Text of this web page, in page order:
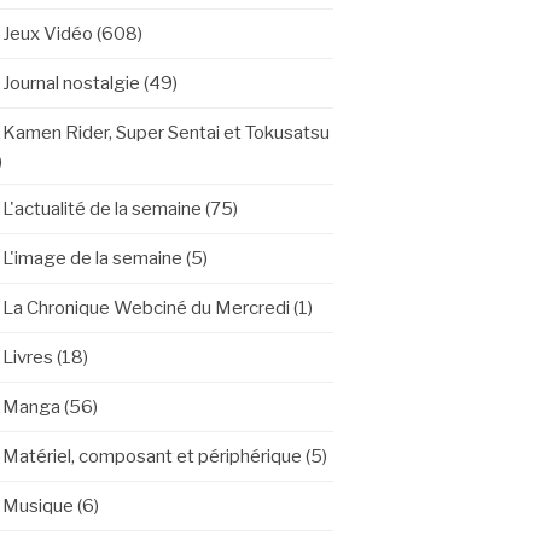
Jeux Vidéo (608)
Journal nostalgie (49)
Kamen Rider, Super Sentai et Tokusatsu
L'actualité de la semaine (75)
L'image de la semaine (5)
La Chronique Webciné du Mercredi (1)
Livres (18)
Manga (56)
Matériel, composant et périphérique (5)
Musique (6)